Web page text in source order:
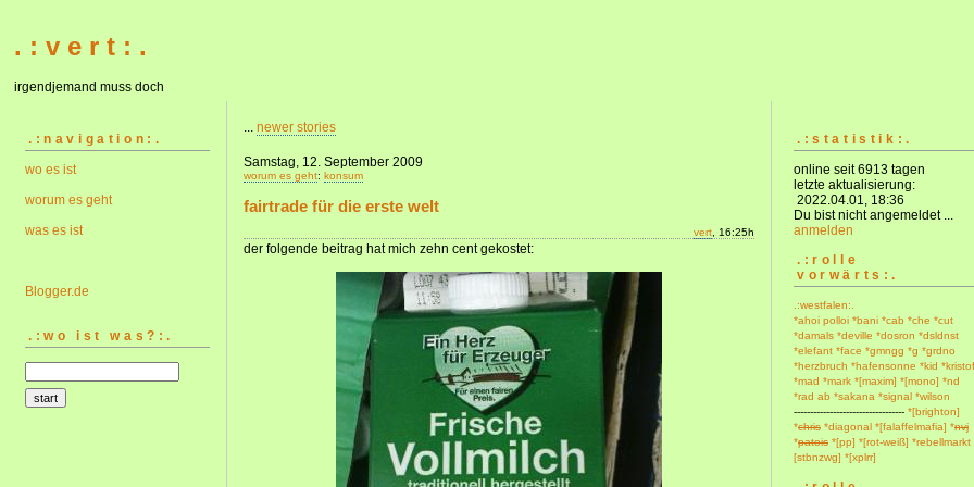
. : v e r t : .
irgendjemand muss doch
.:navigation:.
wo es ist
worum es geht
was es ist
Blogger.de
.:wo ist was?:.
... newer stories
Samstag, 12. September 2009
worum es geht: konsum
fairtrade für die erste welt
vert , 16:25h
der folgende beitrag hat mich zehn cent gekostet:
.:statistik:.
online seit 6913 tagen
letzte aktualisierung:
2022.04.01, 18:36
Du bist nicht angemeldet ...
anmelden
.:rolle
vorwärts:.
.:westfalen:.
*ahoi polloi *bani *cab *che *cut
*damals *deville *dosron *dsldnst
*elefant *face *gmngg *g *grdno
*herzbruch *hafensonne *kid *kristof
*mad *mark *[maxim] *[mono] *nd
*rad ab *sakana *signal *wilson
---------------------------------- *[brighton]
*chris *diagonal *[falaffelmafia] *nvj
*patois *[pp] *[rot-weiß] *rebellmarkt
[stbnzwg] *[xplrr]